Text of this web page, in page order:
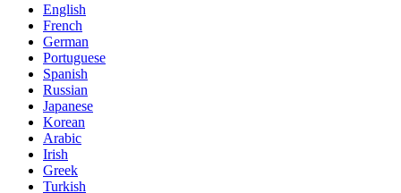
English
French
German
Portuguese
Spanish
Russian
Japanese
Korean
Arabic
Irish
Greek
Turkish